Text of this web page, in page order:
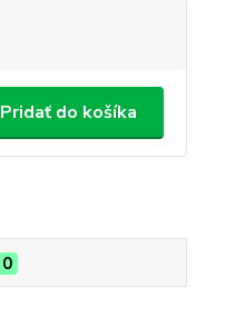
Pridať do košíka
0